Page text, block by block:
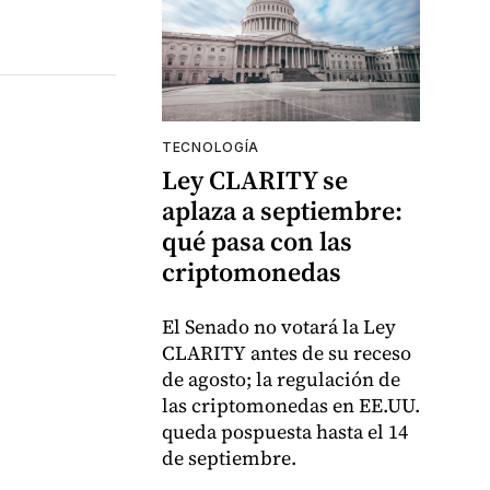
TECNOLOGÍA
Ley CLARITY se
aplaza a septiembre:
qué pasa con las
criptomonedas
El Senado no votará la Ley
CLARITY antes de su receso
de agosto; la regulación de
las criptomonedas en EE.UU.
queda pospuesta hasta el 14
de septiembre.